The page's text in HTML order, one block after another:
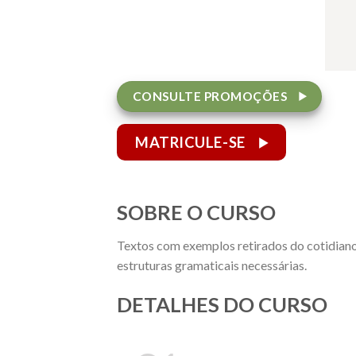
CONSULTE PROMOÇÕES
MATRICULE-SE
SOBRE O CURSO
Textos com exemplos retirados do
estruturas gramaticais necessárias.
DETALHES DO CURSO